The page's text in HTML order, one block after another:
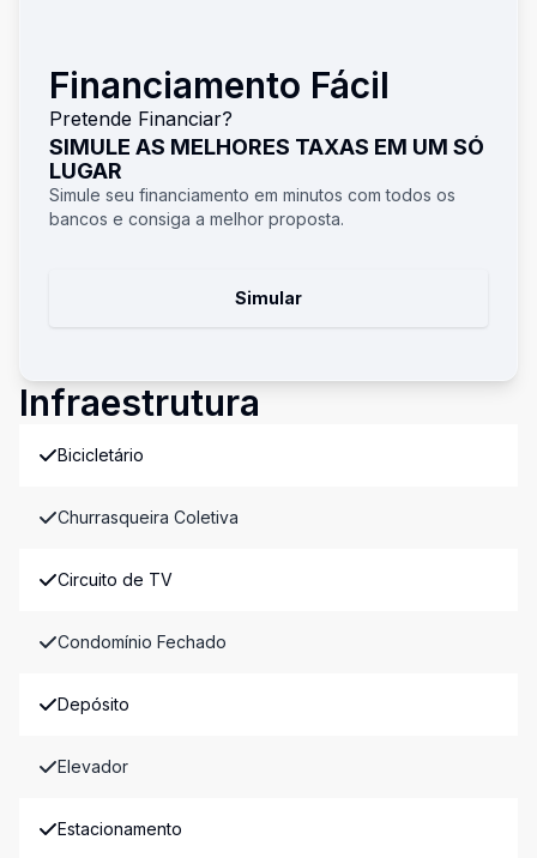
Financiamento Fácil
Pretende Financiar?
SIMULE AS MELHORES TAXAS EM UM SÓ
LUGAR
Simule seu financiamento em minutos com todos os
bancos e consiga a melhor proposta.
Simular
Infraestrutura
Bicicletário
Churrasqueira Coletiva
Circuito de TV
Condomínio Fechado
Depósito
Elevador
Estacionamento